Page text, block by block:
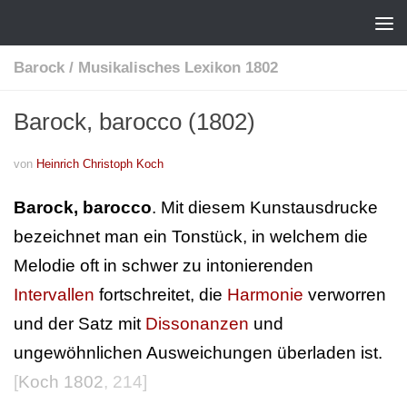
Barock / Musikalisches Lexikon 1802
Barock, barocco (1802)
von Heinrich Christoph Koch
Barock, barocco. Mit diesem Kunstausdrucke
bezeichnet man ein Tonstück, in welchem die
Melodie oft in schwer zu intonierenden
Intervallen fortschreitet, die Harmonie verworren
und der Satz mit Dissonanzen und
ungewöhnlichen Ausweichungen überladen ist.
[Koch 1802, 214]